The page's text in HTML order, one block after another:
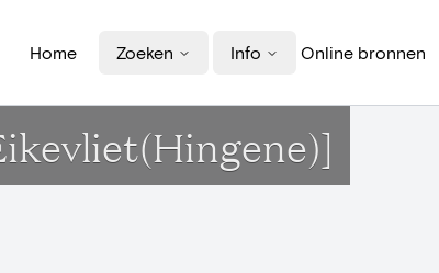
Home Zoeken Info Online bronnen